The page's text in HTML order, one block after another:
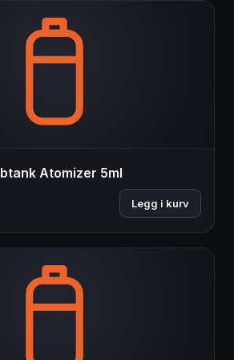
Atomizer 5ml
Legg i kurv